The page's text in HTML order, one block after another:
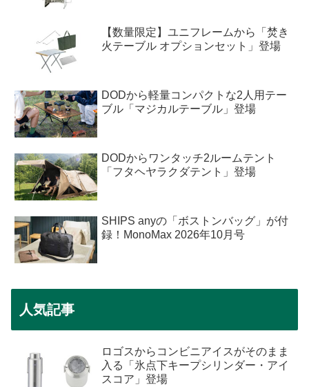
【数量限定】ユニフレームから「焚き
火テーブル オプションセット」登場
DODから軽量コンパクトな2人用テー
ブル「マジカルテーブル」登場
DODからワンタッチ2ルームテント
「フタヘヤラクダテント」登場
SHIPS anyの「ボストンバッグ」が付
録！MonoMax 2026年10月号
人気記事
ロゴスからコンビニアイスがそのまま
入る「氷点下キープシリンダー・アイ
スコア」登場